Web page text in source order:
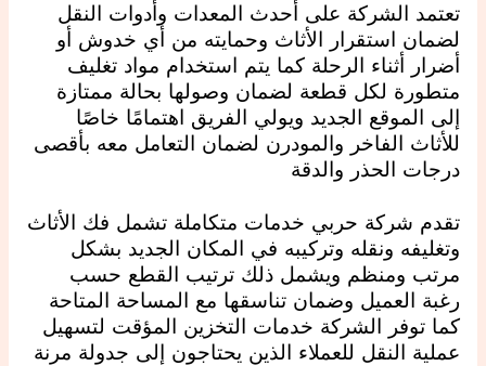
تعتمد الشركة على أحدث المعدات وأدوات النقل
لضمان استقرار الأثاث وحمايته من أي خدوش أو
أضرار أثناء الرحلة كما يتم استخدام مواد تغليف
متطورة لكل قطعة لضمان وصولها بحالة ممتازة
إلى الموقع الجديد ويولي الفريق اهتمامًا خاصًا
للأثاث الفاخر والمودرن لضمان التعامل معه بأقصى
درجات الحذر والدقة
تقدم شركة حربي خدمات متكاملة تشمل فك الأثاث
وتغليفه ونقله وتركيبه في المكان الجديد بشكل
مرتب ومنظم ويشمل ذلك ترتيب القطع حسب
رغبة العميل وضمان تناسقها مع المساحة المتاحة
كما توفر الشركة خدمات التخزين المؤقت لتسهيل
عملية النقل للعملاء الذين يحتاجون إلى جدولة مرنة